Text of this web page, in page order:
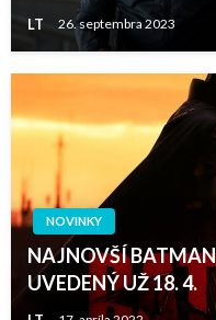
LT 26. septembra 2023
NOVINKY
NAJNOVŠÍ
UVEDENÝ UŽ 18. 4.